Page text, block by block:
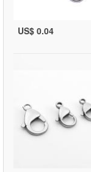
US$ 0.04